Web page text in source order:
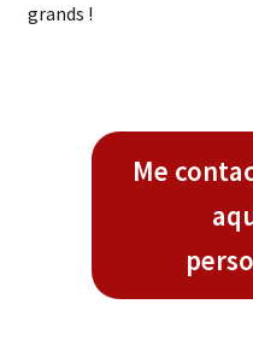
grands !
Me